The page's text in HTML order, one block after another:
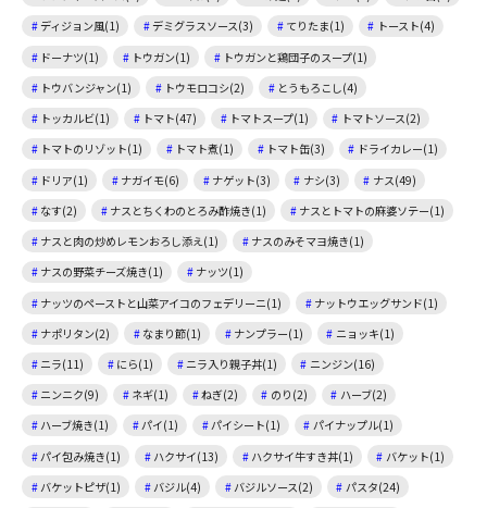
ディジョン風(1)
デミグラスソース(3) てりたま(1)
トースト(4)
ドーナツ(1)
トウガン(1)
トウガンと鶏団子のスープ(1)
トウバンジャン(1)
トウモロコシ(2)
とうもろこし(4)
トッカルビ(1)
トマト(47) トマトスープ(1)
トマトソース(2)
トマトのリゾット(1)
トマト煮(1) トマト缶(3)
ドライカレー(1)
ドリア(1)
ナガイモ(6) ナゲット(3) ナシ(3)
ナス(49)
なす(2)
ナスとちくわのとろみ酢焼き(1)
ナスとトマトの麻婆ソテー(1)
ナスと肉の炒めレモンおろし添え(1)
ナスのみそマヨ焼き(1)
ナスの野菜チーズ焼き(1)
ナッツ(1)
ナッツのペーストと山菜アイコのフェデリーニ(1)
ナットウエッグサンド(1)
ナポリタン(2)
なまり節(1) ナンプラー(1)
ニョッキ(1)
ニラ(11)
にら(1) ニラ入り親子丼(1)
ニンジン(16)
ニンニク(9)
ネギ(1) ねぎ(2) のり(2)
ハーブ(2)
ハーブ焼き(1)
パイ(1) パイシート(1)
パイナップル(1)
パイ包み焼き(1)
ハクサイ(13) ハクサイ牛すき丼(1)
バケット(1)
バケットピザ(1)
バジル(4) バジルソース(2)
パスタ(24)